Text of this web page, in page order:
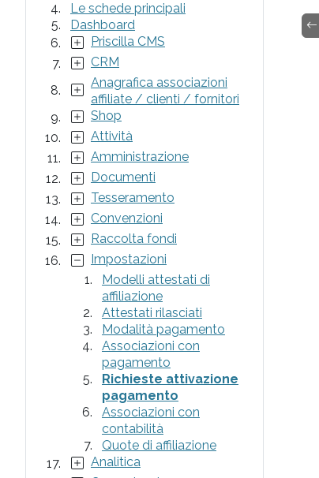
Le schede principali
Dashboard
Priscilla CMS
CRM
Anagrafica associazioni
affiliate / clienti / fornitori
Shop
Attività
Amministrazione
Documenti
Tesseramento
Convenzioni
Raccolta fondi
Impostazioni
Modelli attestati di
affiliazione
Attestati rilasciati
Modalità pagamento
Associazioni con
pagamento
Richieste attivazione
pagamento
Associazioni con
contabilità
Quote di affiliazione
Analitica